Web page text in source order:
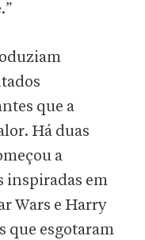
que a
Há duas
a
inspiradas em
Wars e Harry
que esgotaram